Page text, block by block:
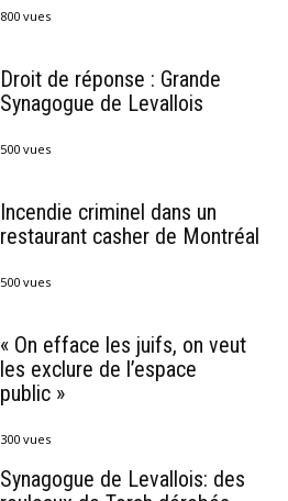
800 vues
Droit de réponse : Grande
Synagogue de Levallois
500 vues
Incendie criminel dans un
restaurant casher de Montréal
500 vues
« On efface les juifs, on veut
les exclure de l’espace
public »
300 vues
Synagogue de Levallois: des